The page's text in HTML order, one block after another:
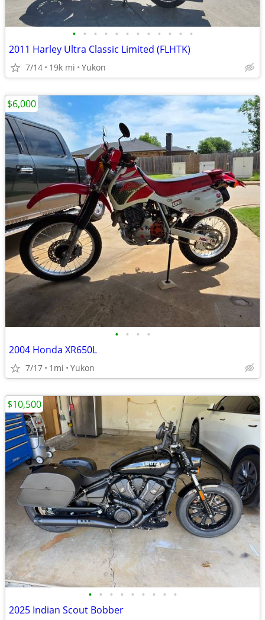
• • • • • • • • • • • •
2011 Harley Ultra Classic Limited (FLHTK)
7/14 19k mi Yukon
• • • •
2004 Honda XR650L
7/17 1mi Yukon
$6,000
• • • • • • • • •
2025 Indian Scout Bobber
$10,500